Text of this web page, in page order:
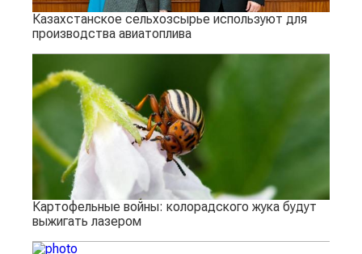
Казахстанское сельхозсырье используют для
производства авиатоплива
Картофельные войны: колорадского жука будут
выжигать лазером